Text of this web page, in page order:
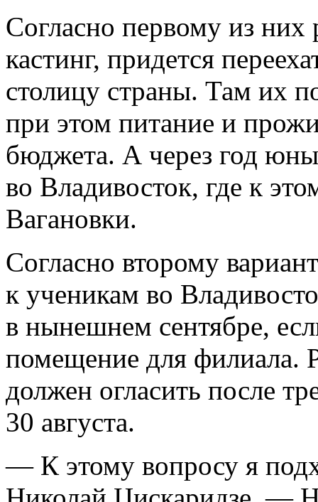
Согласно первому из
кастинг, придется
столицу страны. Там их
при этом питание и
бюджета. А через год
во Владивосток, где к
Вагановки.
Согласно второму
к ученикам во
в нынешнем сентябре,
помещение для филиала.
должен огласить после
30 августа.
— К этому вопросу я